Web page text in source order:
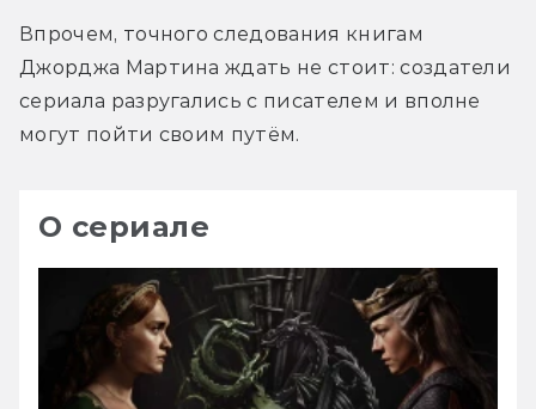
Впрочем, точного следования книгам
Джорджа Мартина ждать не стоит: создатели
сериала разругались с писателем и вполне
могут пойти своим путём.
О сериале